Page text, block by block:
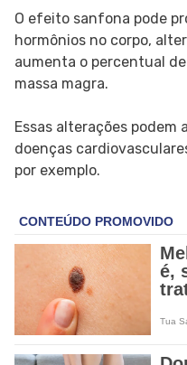
O efeito sanfona pode
hormônios no corpo,
aumenta o percentual
massa magra.
Essas alterações podem
doenças
por exemplo.